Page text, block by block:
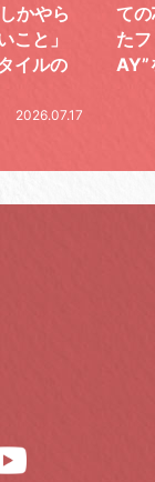
ぎ切っ
D
気
レ